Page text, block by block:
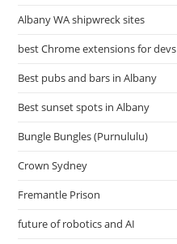
Albany WA shipwreck sites
best Chrome extensions for devs
Best pubs and bars in Albany
Best sunset spots in Albany
Bungle Bungles (Purnululu)
Crown Sydney
Fremantle Prison
future of robotics and AI